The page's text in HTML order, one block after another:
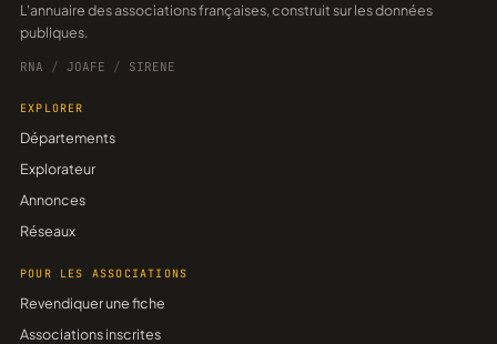
L'annuaire des associations françaises, construit sur les données
publiques.
RNA / JOAFE / SIRENE
EXPLORER
Départements
Explorateur
Annonces
Réseaux
POUR LES ASSOCIATIONS
Revendiquer une fiche
Associations inscrites